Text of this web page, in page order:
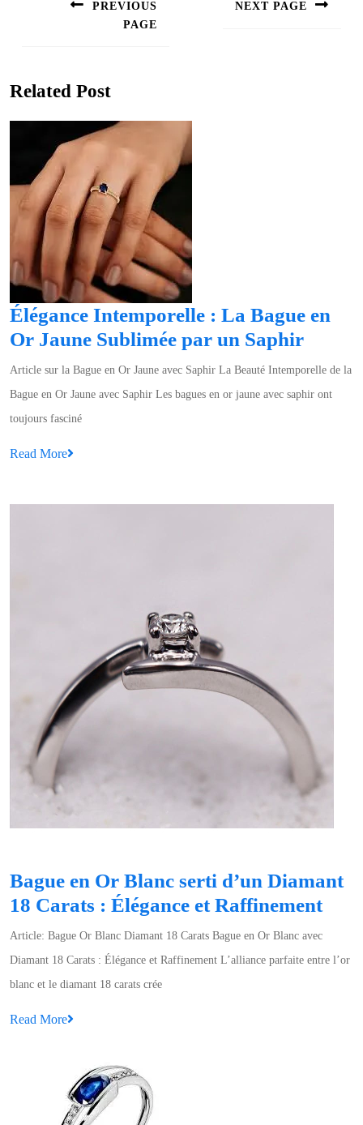
PREVIOUS
PAGE
NEXT PAGE
Related Post
Élégance Intemporelle : La Bague en
Or Jaune Sublimée par un Saphir
:
Jaune
Article sur la Bague en Or Jaune avec Saphir La Beauté Intemporelle de la
Bague en Or Jaune avec Saphir Les bagues en or jaune avec saphir ont
toujours fasciné
Read More
Bague en Or Blanc serti d’un Diamant
18 Carats : Élégance et Raffinement
en
Or
Article: Bague Or Blanc Diamant 18 Carats Bague en Or Blanc avec
Diamant 18 Carats : Élégance et Raffinement L’alliance parfaite entre l’or
blanc et le diamant 18 carats crée
Read More